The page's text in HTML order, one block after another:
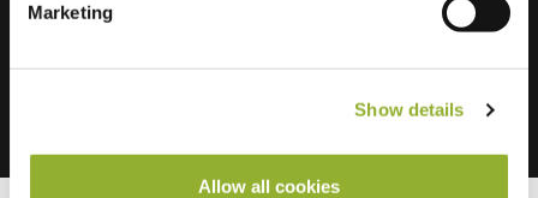
Marketing
Show details
Allow all cookies